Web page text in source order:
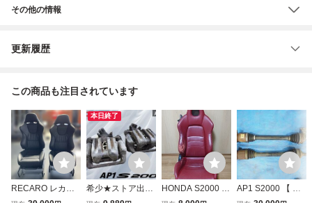
その他の情報
更新履歴
この商品も注目されています
RECARO レカ
ロ KBA90513 S
本日終了
希少★ストア出品
★ HONDA ホンダ
HONDA S2000 純
正 オプション レ
AP1 S2000 【 ド
ライブシャフト ド